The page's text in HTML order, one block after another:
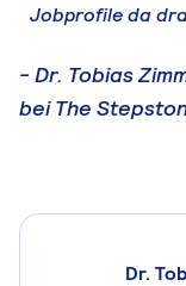
Jobprofile da
- Dr. Tobias
bei The
Dr.